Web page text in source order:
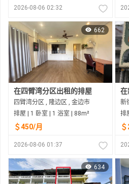
2026-08-06 02:32
662
在四臂湾分区出租的排屋
四臂湾分区 , 隆边区 , 金边市
排屋 | 1 卧室 | 1 浴室 | 88m²
＄450/月
2026-08-06 01:37
在
新
排
634